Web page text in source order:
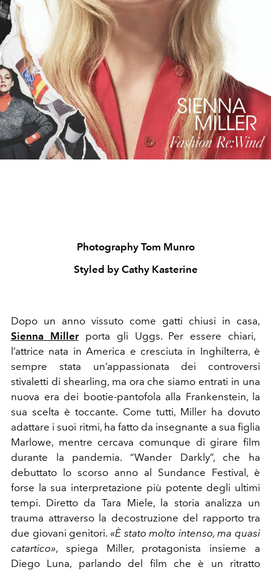
Photography Tom Munro
Styled by Cathy Kasterine
Dopo un anno vissuto come gatti chiusi in casa,
Sienna Miller
porta gli Uggs. Per essere chiari,
l’attrice nata in America e cresciuta in Inghilterra, è
sempre stata un’appassionata dei controversi
stivaletti di shearling, ma ora che siamo entrati in una
nuova era dei bootie-pantofola alla Frankenstein, la
sua scelta è toccante. Come tutti, Miller ha dovuto
adattare i suoi ritmi, ha fatto da insegnante a sua figlia
Marlowe, mentre cercava comunque di girare film
durante la pandemia. “Wander Darkly”, che ha
debuttato lo scorso anno al Sundance Festival, è
forse la sua interpretazione più potente degli ultimi
tempi. Diretto da Tara Miele, la storia analizza un
trauma attraverso la decostruzione del rapporto tra
due giovani genitori. «È stato molto intenso, ma quasi
catartico», spiega Miller, protagonista insieme a
Diego Luna, parlando del film che è un ritratto